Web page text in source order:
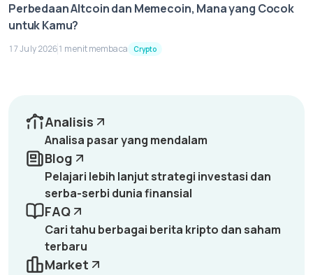
Perbedaan Altcoin dan Memecoin, Mana yang Cocok
untuk Kamu?
17 July 20261 menit membaca Crypto
Analisis
Analisa pasar yang mendalam
Blog
Pelajari lebih lanjut strategi investasi dan
serba-serbi dunia finansial
FAQ
Cari tahu berbagai berita kripto dan saham
terbaru
Market